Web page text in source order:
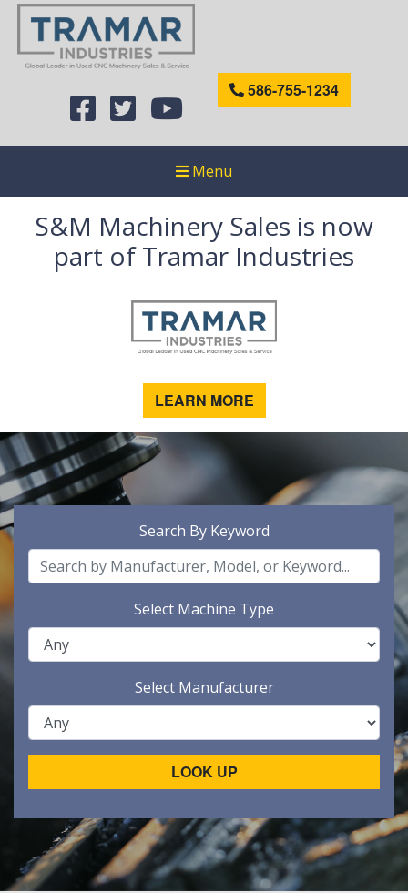
586-755-1234
Menu
S&M Machinery Sales is now
part of Tramar Industries
LEARN MORE
Search By Keyword
Select Machine Type
Select Manufacturer
LOOK UP